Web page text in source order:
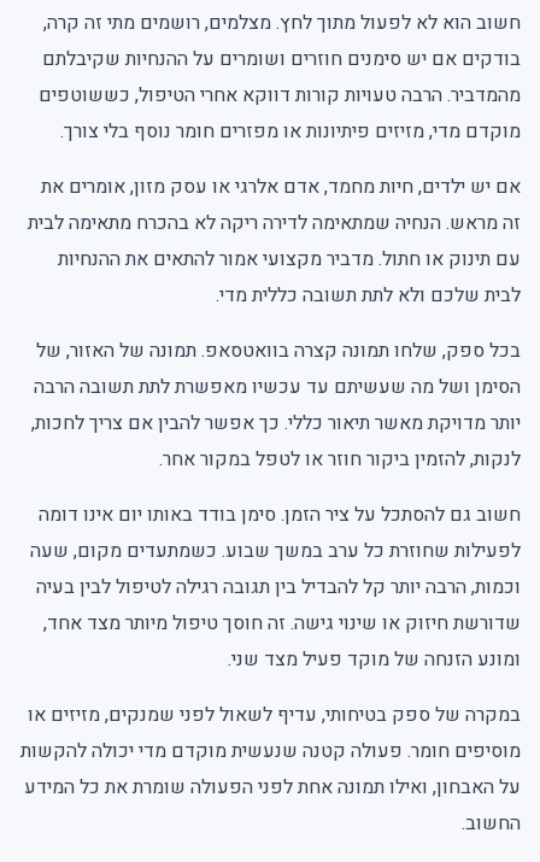
חשוב הוא לא לפעול מתוך לחץ. מצלמים, רושמים מתי זה קרה,
בודקים אם יש סימנים חוזרים ושומרים על ההנחיות שקיבלתם
מהמדביר. הרבה טעויות קורות דווקא אחרי הטיפול, כששוטפים
מוקדם מדי, מזיזים פיתיונות או מפזרים חומר נוסף בלי צורך.
אם יש ילדים, חיות מחמד, אדם אלרגי או עסק מזון, אומרים את
זה מראש. הנחיה שמתאימה לדירה ריקה לא בהכרח מתאימה לבית
עם תינוק או חתול. מדביר מקצועי אמור להתאים את ההנחיות
לבית שלכם ולא לתת תשובה כללית מדי.
בכל ספק, שלחו תמונה קצרה בוואטסאפ. תמונה של האזור, של
הסימן ושל מה שעשיתם עד עכשיו מאפשרת לתת תשובה הרבה
יותר מדויקת מאשר תיאור כללי. כך אפשר להבין אם צריך לחכות,
לנקות, להזמין ביקור חוזר או לטפל במקור אחר.
חשוב גם להסתכל על ציר הזמן. סימן בודד באותו יום אינו דומה
לפעילות שחוזרת כל ערב במשך שבוע. כשמתעדים מקום, שעה
וכמות, הרבה יותר קל להבדיל בין תגובה רגילה לטיפול לבין בעיה
שדורשת חיזוק או שינוי גישה. זה חוסך טיפול מיותר מצד אחד,
ומונע הזנחה של מוקד פעיל מצד שני.
במקרה של ספק בטיחותי, עדיף לשאול לפני שמנקים, מזיזים או
מוסיפים חומר. פעולה קטנה שנעשית מוקדם מדי יכולה להקשות
על האבחון, ואילו תמונה אחת לפני הפעולה שומרת את כל המידע
החשוב.